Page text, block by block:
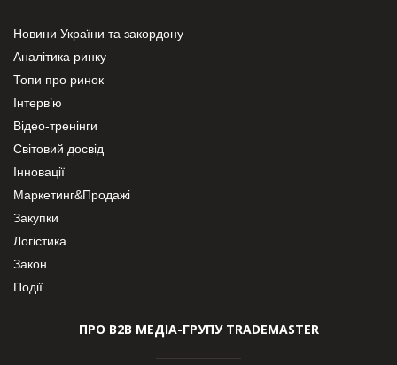
Новини України та закордону
Аналітика ринку
Топи про ринок
Інтерв’ю
Відео-тренінги
Світовий досвід
Інновації
Маркетинг&Продажі
Закупки
Логістика
Закон
Події
ПРО В2В МЕДІА-ГРУПУ TRADEMASTER